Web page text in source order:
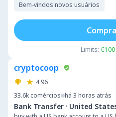
Bem-vindos novos usuários
Limits:
cryptocoop
4.96
33.6k comércios há 3 horas atrás
Bank Transfer · United